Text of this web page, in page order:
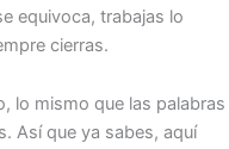
equivoca, trabajas lo
cierras.
lo mismo que las palabras
Así que ya sabes, aquí